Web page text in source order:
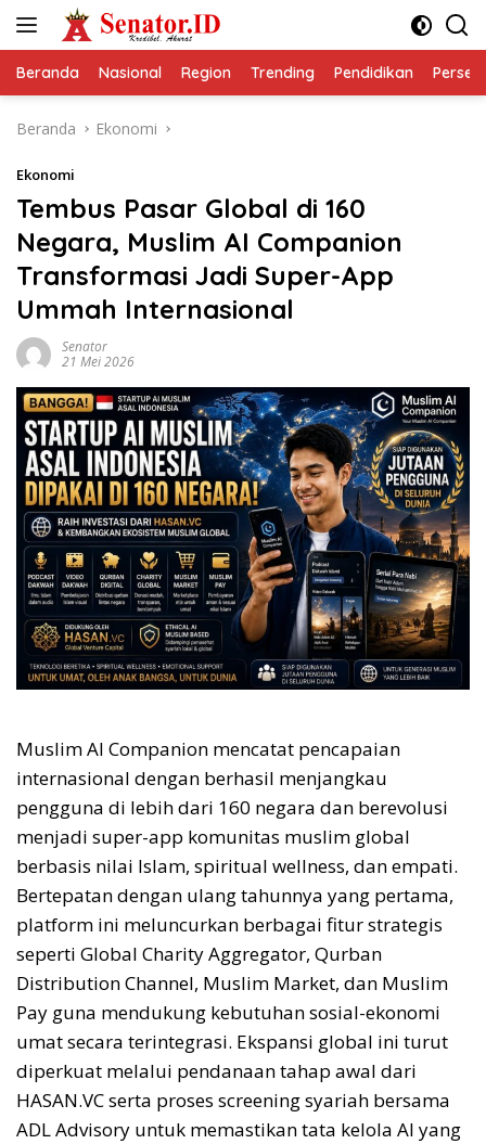
Beranda Nasional Region Trending Pendidikan
Beranda Ekonomi
Ekonomi
Tembus Pasar Global di 160
Negara, Muslim AI Companion
Transformasi Jadi Super-App
Ummah Internasional
Senator
21 Mei 2026
Muslim AI Companion mencatat pencapaian
internasional dengan berhasil menjangkau
pengguna di lebih dari 160 negara dan berevolusi
menjadi super-app komunitas muslim global
berbasis nilai Islam, spiritual wellness, dan empati.
Bertepatan dengan ulang tahunnya yang pertama,
platform ini meluncurkan berbagai fitur strategis
seperti Global Charity Aggregator, Qurban
Distribution Channel, Muslim Market, dan Muslim
Pay guna mendukung kebutuhan sosial-ekonomi
umat secara terintegrasi. Ekspansi global ini turut
diperkuat melalui pendanaan tahap awal dari
HASAN.VC serta proses screening syariah bersama
ADL Advisory untuk memastikan tata kelola AI yang